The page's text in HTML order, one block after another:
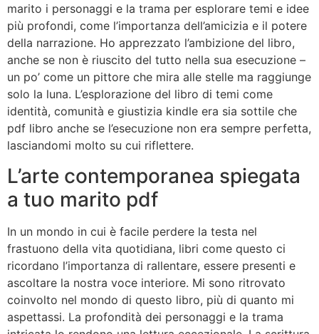
marito i personaggi e la trama per esplorare temi e idee
più profondi, come l’importanza dell’amicizia e il potere
della narrazione. Ho apprezzato l’ambizione del libro,
anche se non è riuscito del tutto nella sua esecuzione –
un po’ come un pittore che mira alle stelle ma raggiunge
solo la luna. L’esplorazione del libro di temi come
identità, comunità e giustizia kindle era sia sottile che
pdf libro anche se l’esecuzione non era sempre perfetta,
lasciandomi molto su cui riflettere.
L’arte contemporanea spiegata
a tuo marito pdf
In un mondo in cui è facile perdere la testa nel
frastuono della vita quotidiana, libri come questo ci
ricordano l’importanza di rallentare, essere presenti e
ascoltare la nostra voce interiore. Mi sono ritrovato
coinvolto nel mondo di questo libro, più di quanto mi
aspettassi. La profondità dei personaggi e la trama